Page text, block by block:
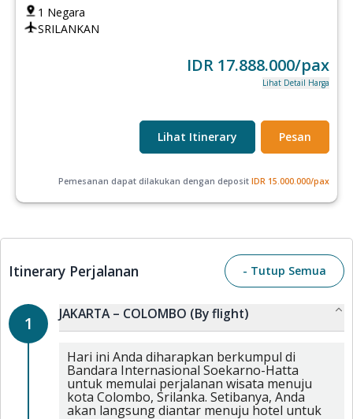
1 Negara
SRILANKAN
IDR 17.888.000/pax
Lihat Detail Harga
Lihat Itinerary Pesan
Pemesanan dapat dilakukan dengan deposit IDR 15.000.000/pax
Itinerary Perjalanan - Tutup Semua
1 JAKARTA – COLOMBO (By flight)
Hari ini Anda diharapkan berkumpul di
Bandara Internasional Soekarno-Hatta
untuk memulai perjalanan wisata menuju
kota Colombo, Srilanka. Setibanya, Anda
akan langsung diantar menuju hotel untuk